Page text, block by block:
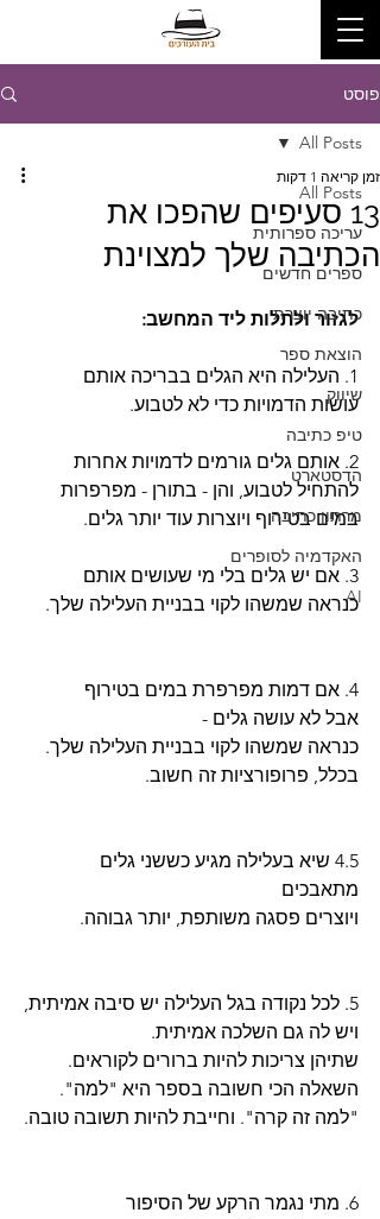
פוסט
All Posts
עריכה ספרותית
ספרים חדשים
כתיבה יוצרת
הוצאת ספר
שיווק
טיפ כתיבה
הדסטארט
מרתון כתיבה
האקדמיה לסופרים
AI
All Posts
13 סעיפים שהפכו את
הכתיבה שלך למצוינת
זמן קריאה 1 דקות
לגזור ולתלות ליד המחשב:
1. העלילה היא הגלים בבריכה אותם
עושות הדמויות כדי לא לטבוע.
2. אותם גלים גורמים לדמויות אחרות
להתחיל לטבוע, והן - בתורן - מפרפרות
במים בטירוף ויוצרות עוד יותר גלים.
3. אם יש גלים בלי מי שעושים אותם
כנראה שמשהו לקוי בבניית העלילה שלך.
4. אם דמות מפרפרת במים בטירוף
אבל לא עושה גלים -
כנראה שמשהו לקוי בבניית העלילה שלך.
בכלל, פרופורציות זה חשוב.
4.5 שיא בעלילה מגיע כששני גלים
מתאבכים
ויוצרים פסגה משותפת, יותר גבוהה.
5. לכל נקודה בגל העלילה יש סיבה אמיתית,
ויש לה גם השלכה אמיתית.
שתיהן צריכות להיות ברורים לקוראים.
השאלה הכי חשובה בספר היא "למה".
"למה זה קרה". וחייבת להיות תשובה טובה.
6. מתי נגמר הרקע של הסיפור